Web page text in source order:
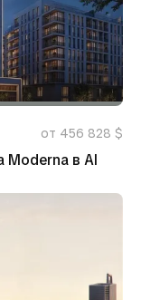
от 456 828 $
Moderna в Al